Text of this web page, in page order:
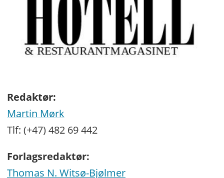
Redaktør:
Martin Mørk
Tlf: (+47) 482 69 442
Forlagsredaktør:
Thomas N. Witsø-Bjølmer